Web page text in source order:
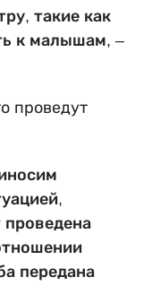
такие как
к малышам, –
проведут
проведена
передана